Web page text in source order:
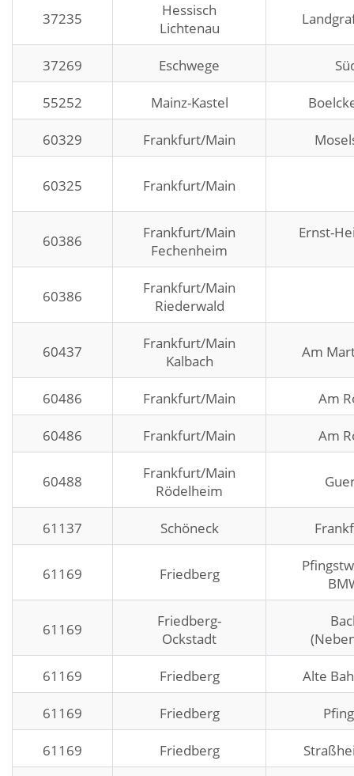
37235
Hessisch
Lichtenau
37269 Eschwege
55252 Mainz-Kastel
60329 Frankfurt/Main
60325 Frankfurt/Main
60386
Frankfurt/Main
Fechenheim
Ernst-
60386
Frankfurt/Main
Riederwald
60437
Frankfurt/Main
Kalbach
Am
60486 Frankfurt/Main Am
60486 Frankfurt/Main Am
60488
Frankfurt/Main
Rödelheim
61137 Schöneck
61169 Friedberg
61169
Friedberg-
Ockstadt
61169 Friedberg Alte
61169 Friedberg
61169 Friedberg